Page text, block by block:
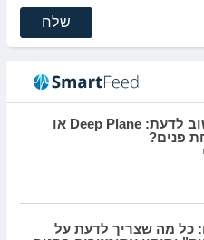
שלח
מה באמת חשוב לדעת: Deep Plane או
כל מה שצריך לדעת על